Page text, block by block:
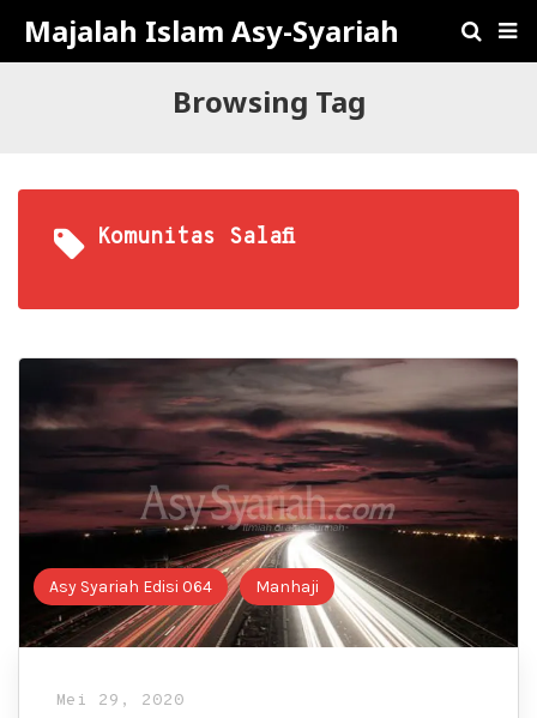
Majalah Islam Asy-Syariah
Browsing Tag
Komunitas Salafi
Asy Syariah Edisi 064 Manhaji
Mei 29, 2020